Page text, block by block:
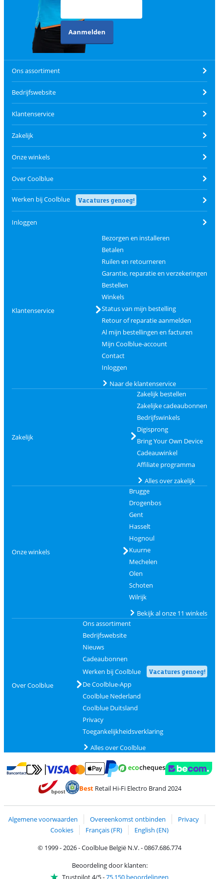
Aanmelden
Ons assortiment
Bedrijfswebsite
Klantenservice
Zakelijk
Onze winkels
Over Coolblue
Werken bij Coolblue Vacatures genoeg!
Inloggen
Klantenservice
Bezorgen en installeren
Betalen
Ruilen en retourneren
Garantie, reparatie en verzekeringen
Bestellen
Winkels
Status van mijn bestelling
Retour of reparatie aanmelden
Al mijn bestellingen en facturen
Mijn Coolblue-account
Contact
Inloggen
Naar de klantenservice
Zakelijk
Zakelijk bestellen
Zakelijke cadeaubonnen
Bedrijfswinkels
Digisprong
Bring Your Own Device
Cadeauwinkel
Affiliate programma
Alles over zakelijk
Onze winkels
Brugge
Drogenbos
Gent
Hasselt
Hognoul
Kuurne
Mechelen
Olen
Schoten
Wilrijk
Bekijk al onze 11 winkels
Over Coolblue
Ons assortiment
Bedrijfswebsite
Nieuws
Cadeaubonnen
Werken bij Coolblue
Vacatures genoeg!
De Coolblue-App
Coolblue Nederland
Coolblue Duitsland
Privacy
Toegankelijkheidsverklaring
Alles over Coolblue
Betalen met Bancontact
Betalen met MasterCard en Visa via ClickToPay
BestRetail Hi-Fi Electro Brand 2024
Algemene voorwaarden Overeenkomst ontbinden
Privacy
Cookies
Français (FR)
English (EN)
© 1999 - 2026 - Coolblue België N.V. - 0867.686.774
Beoordeling door klanten:
Trustpilot 4/5-75.150 beoordelingen